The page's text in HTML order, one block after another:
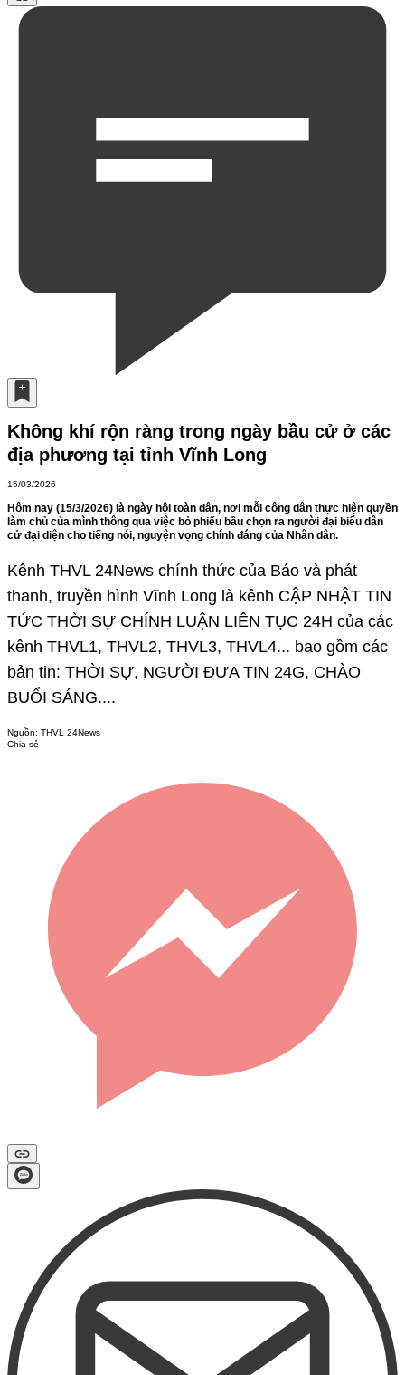
Không khí rộn ràng trong ngày bầu cử ở các
địa phương tại tỉnh Vĩnh Long
15/03/2026
Hôm nay (15/3/2026) là ngày hội toàn dân, nơi mỗi công dân thực hiện quyền
làm chủ của mình thông qua việc bỏ phiếu bầu chọn ra người đại biểu dân
cử đại diện cho tiếng nói, nguyện vọng chính đáng của Nhân dân.
Kênh THVL 24News chính thức của Báo và phát
thanh, truyền hình Vĩnh Long là kênh CẬP NHẬT TIN
TỨC THỜI SỰ CHÍNH LUẬN LIÊN TỤC 24H của các
kênh THVL1, THVL2, THVL3, THVL4... bao gồm các
bản tin: THỜI SỰ, NGƯỜI ĐƯA TIN 24G, CHÀO
BUỔI SÁNG....
Nguồn: THVL 24News
Chia sẻ